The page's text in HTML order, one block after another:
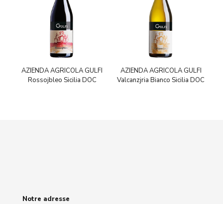
AZIENDA AGRICOLA GULFI
Rossojbleo Sicilia DOC
AZIENDA AGRICOLA GULFI
Valcanzjria Bianco Sicilia DOC
Notre adresse